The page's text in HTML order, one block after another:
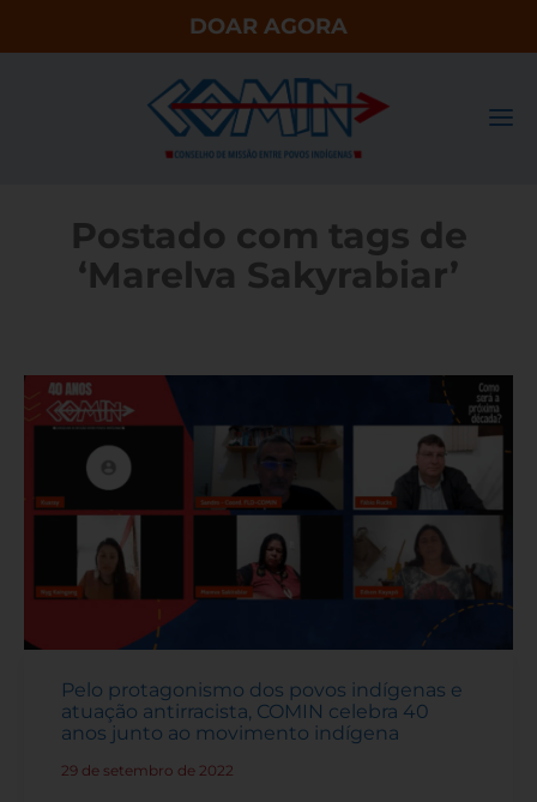
DOAR AGORA
Postado com tags de
‘Marelva Sakyrabiar’
Pelo protagonismo dos povos indígenas e
atuação antirracista, COMIN celebra 40
anos junto ao movimento indígena
29 de setembro de 2022